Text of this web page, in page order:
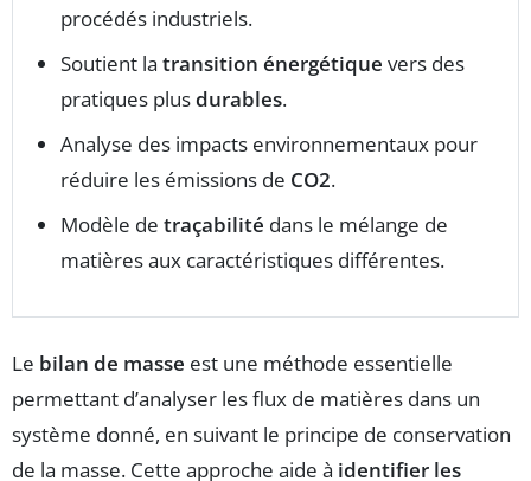
procédés industriels.
Soutient la transition énergétique vers des
pratiques plusdurables.
Analyse des impacts environnementaux pour
réduire les émissions de CO2.
Modèle de traçabilité dans le mélange de
matières aux caractéristiques différentes.
Le bilan de masse est une méthode essentielle
permettant d’analyser les flux de matières dans un
système donné, en suivant le principe de conservation
de la masse. Cette approche aide à identifier les